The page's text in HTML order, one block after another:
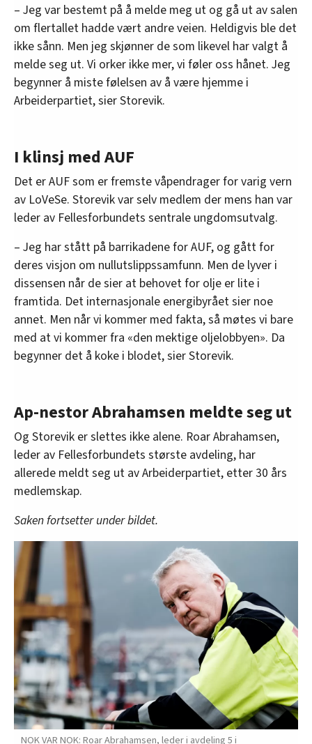
– Jeg var bestemt på å melde meg ut og gå ut av salen
om flertallet hadde vært andre veien. Heldigvis ble det
ikke sånn. Men jeg skjønner de som likevel har valgt å
melde seg ut. Vi orker ikke mer, vi føler oss hånet. Jeg
begynner å miste følelsen av å være hjemme i
Arbeiderpartiet, sier Storevik.
I klinsj med AUF
Det er AUF som er fremste våpendrager for varig vern
av LoVeSe. Storevik var selv medlem der mens han var
leder av Fellesforbundets sentrale ungdomsutvalg.
– Jeg har stått på barrikadene for AUF, og gått for
deres visjon om nullutslippssamfunn. Men de lyver i
dissensen når de sier at behovet for olje er lite i
framtida. Det internasjonale energibyrået sier noe
annet. Men når vi kommer med fakta, så møtes vi bare
med at vi kommer fra «den mektige oljelobbyen». Da
begynner det å koke i blodet, sier Storevik.
Ap-nestor Abrahamsen meldte seg ut
Og Storevik er slettes ikke alene. Roar Abrahamsen,
leder av Fellesforbundets største avdeling, har
allerede meldt seg ut av Arbeiderpartiet, etter 30 års
medlemskap.
Saken fortsetter under bildet.
NOK VAR NOK: Roar Abrahamsen, leder i avdeling 5 i